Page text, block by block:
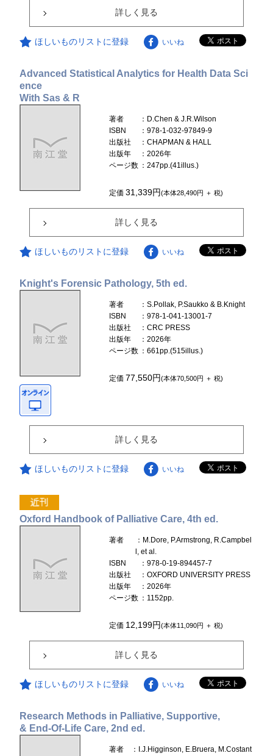
詳しく見る
ほしいものリストに登録 いいね
Advanced Statistical Analytics for Health Data Sci
ence
With Sas & R
著者
：D.Chen & J.R.Wilson
ISBN
：978-1-032-97849-9
出版社
：CHAPMAN & HALL
出版年
：2026年
ページ数 ：247pp.(41illus.)
定価31,339円(本体28,490円 ＋ 税)
詳しく見る
ほしいものリストに登録 いいね
Knight's Forensic Pathology, 5th ed.
著者
：S.Pollak, P.Saukko & B.Knight
ISBN
：978-1-041-13001-7
出版社
：CRC PRESS
出版年
：2026年
ページ数 ：661pp.(515illus.)
定価 77,550円(本体70,500円 ＋ 税)
詳しく見る
ほしいものリストに登録 いいね
Oxford Handbook of Palliative Care, 4th ed.
著者
：M.Dore, P.Armstrong, R.Campbel
l, et al.
ISBN
：978-0-19-894457-7
出版社
：OXFORD UNIVERSITY PRESS
出版年
：2026年
ページ数 ：1152pp.
定価 12,199円(本体11,090円 ＋ 税)
詳しく見る
ほしいものリストに登録 いいね
Research Methods in Palliative, Supportive,
& End-Of-Life Care, 2nd ed.
著者
：I.J.Higginson, E.Bruera, M.Costant